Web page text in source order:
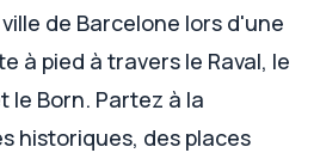
de Barcelone lors d'une
à pied à travers le Raval, le
Born. Partez à la
historiques, des places